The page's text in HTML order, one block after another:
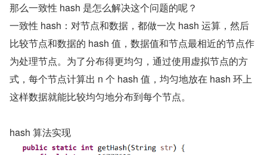
那么一致性 hash 是怎么解决这个问题的呢？
一致性 hash：对节点和数据，都做一次 hash 运算，然后
比较节点和数据的 hash 值，数据值和节点最相近的节点作
为处理节点。为了分布得更均匀，通过使用虚拟节点的方
式，每个节点计算出 n 个 hash 值，均匀地放在 hash 环上
这样数据就能比较均匀地分布到每个节点。
hash 算法实现